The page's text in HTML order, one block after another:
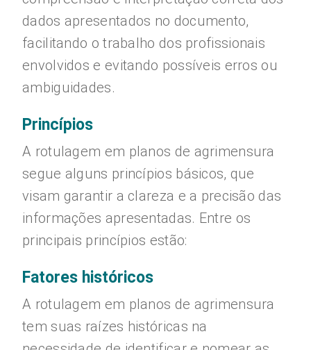
dados apresentados no documento,
facilitando o trabalho dos profissionais
envolvidos e evitando possíveis erros ou
ambiguidades.
Princípios
A rotulagem em planos de agrimensura
segue alguns princípios básicos, que
visam garantir a clareza e a precisão das
informações apresentadas. Entre os
principais princípios estão:
Fatores históricos
A rotulagem em planos de agrimensura
tem suas raízes históricas na